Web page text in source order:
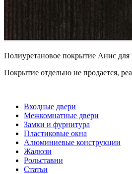
Полиуретановое покрытие Анис
Покрытие отдельно не продается,
Входные двери
Межкомнатные двери
Замки и фурнитура
Пластиковые окна
Алюминиевые конструкции
Жалюзи
Рольставни
Статьи